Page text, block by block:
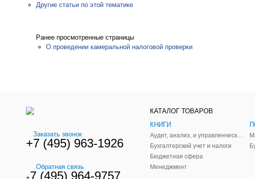
Другие статьи по этой тематике
Ранее просмотренные страницы
О проведении камеральной налоговой проверки
Заказать звонок
+7 (495) 963-1926
Обратная связь
+7 (495) 964-9757
КАТАЛОГ ТОВАРОВ
КНИГИ
Бухгалтерский учет и налоги
Бюджетная сфера
Менеджмент